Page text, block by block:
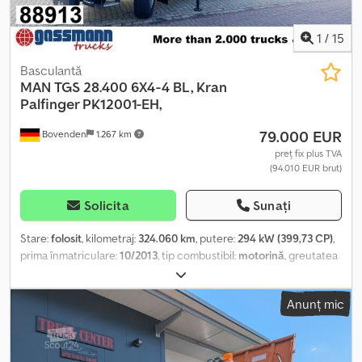
1 / 15
Bovenden 1.267 km
Basculantă
MAN TGS 28.400 6X4-4 BL, Kran
Palfinger PK12001-EH,
79.000 EUR
preț fix plus TVA
(94.010 EUR brut)
Solicita Sunați
Stare:folosit, kilometraj: 324.060 km, putere:294 kW (399,73 CP),
prima înmatriculare:10/2013, tip combustibil: motorină, greutatea
, greutatea maximă de încărcare:
greutate totală:26.000 kg, configurație ax:6x4, ampatament:
3.600 mm , următoarea inspecție (TÜV):10/2026 , frâne: frânare de
motor, culoare:portocaliu , cabină șofer:cabina de zi
angrenaj:automat, clasă de emisii:Euro 5 , suspensie:oțel-aer
număr de locuri:
, lungimea spațiului de încărcare:4.600 mm
Anunț mic